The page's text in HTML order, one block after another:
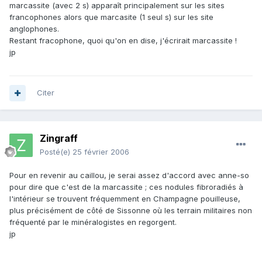
marcassite (avec 2 s) apparaît principalement sur les sites
francophones alors que marcasite (1 seul s) sur les site
anglophones.
Restant fracophone, quoi qu'on en dise, j'écrirait marcassite !
jp
Citer
Zingraff
Posté(e) 25 février 2006
Pour en revenir au caillou, je serai assez d'accord avec anne-so
pour dire que c'est de la marcassite ; ces nodules fibroradiés à
l'intérieur se trouvent fréquemment en Champagne pouilleuse,
plus précisément de côté de Sissonne où les terrain militaires non
fréquenté par le minéralogistes en regorgent.
jp